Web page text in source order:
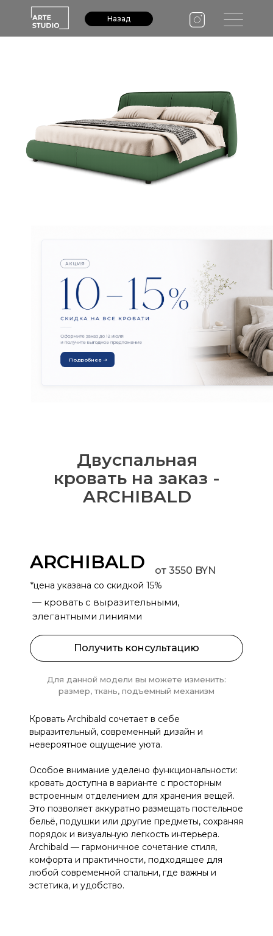
Назад
Подробнее ➝
Двуспальная
кровать на заказ -
ARCHIBALD
Получить консультацию
Для данной модели вы можете изменить:
размер, ткань, подъемный механизм
от 3550 BYN
*цена указана со скидкой 15%
Кровать Archibald сочетает в себе
выразительный, современный дизайн и
невероятное ощущение уюта.
Особое внимание уделено функциональности:
кровать доступна в варианте с просторным
встроенным отделением для хранения вещей.
Это позволяет аккуратно размещать постельное
бельё, подушки или другие предметы, сохраняя
порядок и визуальную легкость интерьера.
Archibald — гармоничное сочетание стиля,
комфорта и практичности, подходящее для
любой современной спальни, где важны и
эстетика, и удобство.
ARCHIBALD
— кровать с выразительными,
элегантными линиями